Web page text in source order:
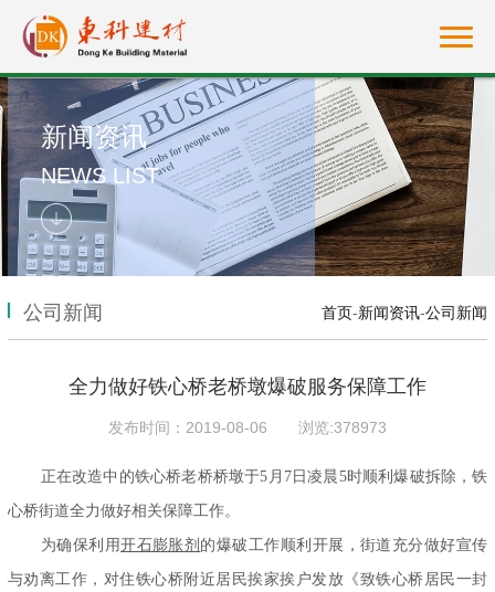
新闻资讯
NEWS LIST
公司新闻 首页-新闻资讯-公司新闻
全力做好铁心桥老桥墩爆破服务保障工作
发布时间：2019-08-06 浏览:378973
正在改造中的铁心桥老桥桥墩于5月7日凌晨5时顺利爆破拆除，铁
心桥街道全力做好相关保障工作。
为确保利 用开石膨胀剂 的爆破工作顺利开展，街道充分做好宣传
与劝离工作，对住铁心桥附近居民挨家挨户发放《致铁心桥居民一封